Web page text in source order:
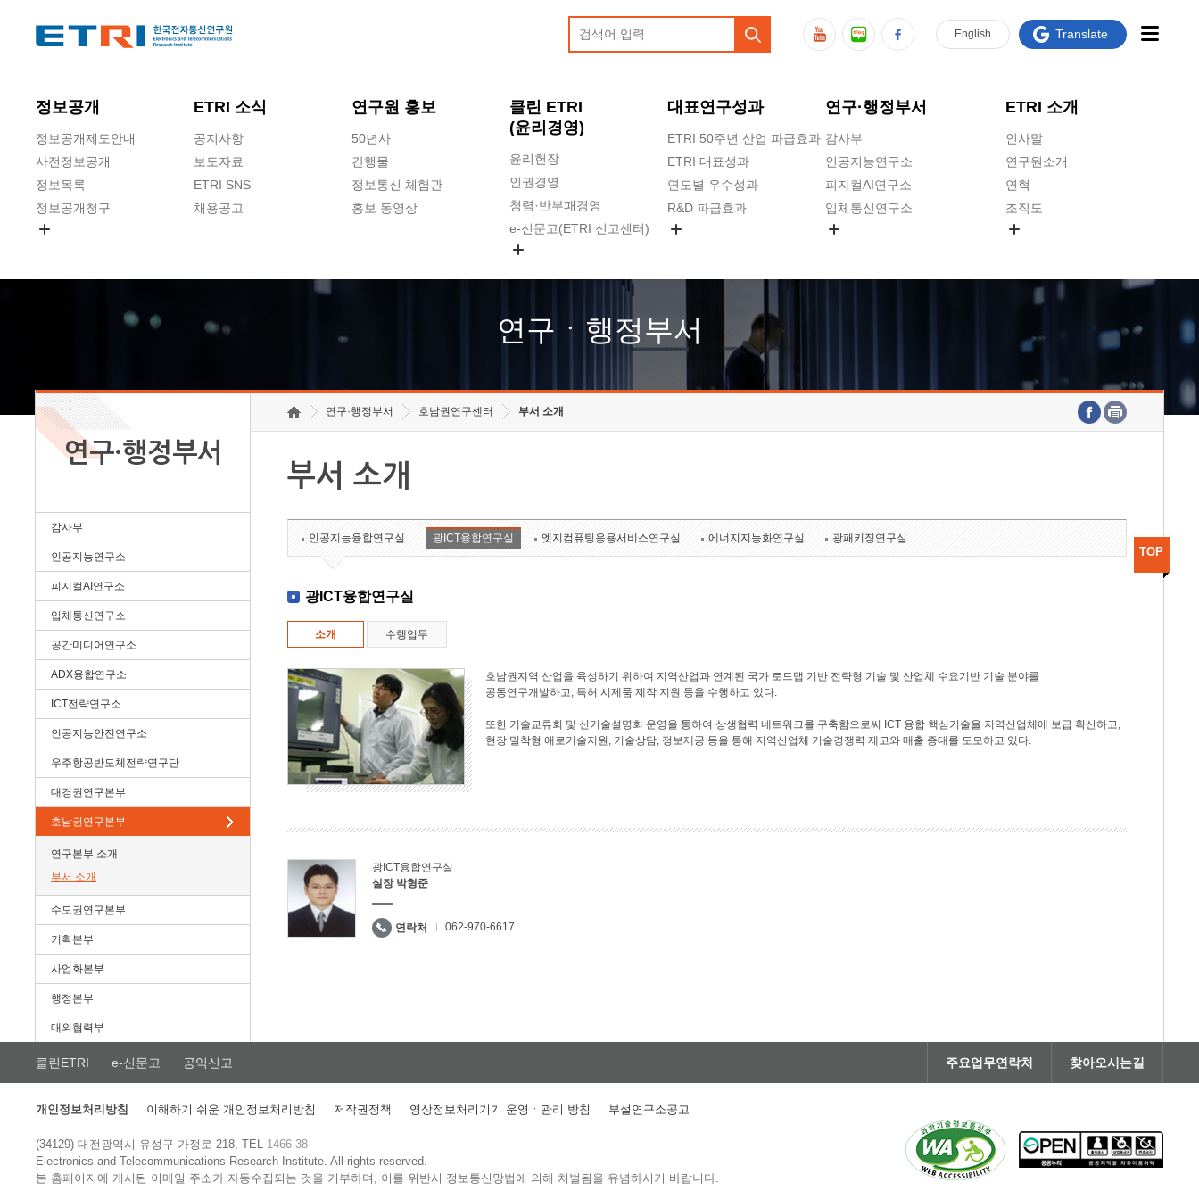
정보공개
정보공개제도안내
사전정보공개
정보목록
정보공개청구
ETRI 소식
공지사항
보도자료
ETRI SNS
채용공고
연구원 홍보
50년사
간행물
정보통신 체험관
홍보 동영상
클린 ETRI
(윤리경영)
윤리헌장
인권경영
청렴·반부패경영
e-신문고(ETRI 신고센터)
고객의소리
수의계약 현황
대표연구성과
ETRI 50주년 산업 파급효과
ETRI 대표성과
연도별 우수성과
R&D 파급효과
연구·행정부서
감사부
인공지능연구소
피지컬AI연구소
입체통신연구소
호남권연구본부
기획본부
ETRI 소개
인사말
연구원소개
연혁
조직도
연구원 고객헌장
주요업무연락처
English Translate
연구ㆍ행정부서
연구·행정부서
감사부
인공지능연구소
피지컬AI연구소
입체통신연구소
공간미디어연구소
ADX융합연구소
ICT전략연구소
인공지능안전연구소
우주항공반도체전략연구단
대경권연구본부
호남권연구본부
연구본부 소개
부서 소개
수도권연구본부
기획본부
사업화본부
행정본부
대외협력부
연구·행정부서 호남권연구센터 부서 소개
부서 소개
인공지능융합연구실 광ICT융합연구실 엣지컴퓨팅응용서비스연구실 에너지지능화연구실 광패키징연구실
광ICT융합연구실
소개 수행업무
호남권지역 산업을 육성하기 위하여 지역산업과 연계된 국가 로드맵 기반 전략형 기술 및 산업체 수요기반 기술 분야를
공동연구개발하고, 특허 시제품 제작 지원 등을 수행하고 있다.
또한 기술교류회 및 신기술설명회 운영을 통하여 상생협력 네트워크를 구축함으로써 ICT 융합 핵심기술을 지역산업체에 보급 확산하고,
현장 밀착형 애로기술지원, 기술상담, 정보제공 등을 통해 지역산업체 기술경쟁력 제고와 매출 증대를 도모하고 있다.
광ICT융합연구실
실장 박형준
연락처 062-970-6617
TOP
클린ETRI e-신문고 공익신고 주요업무연락처 찾아오시는길
개인정보처리방침 이해하기 쉬운 개인정보처리방침 저작권정책 영상정보처리기기 운영ㆍ관리 방침 부설연구소공고
(34129) 대전광역시 유성구 가정로 218, TEL 1466-38
Electronics and Telecommunications Research Institute.All rights reserved.
본 홈페이지에 게시된 이메일 주소가 자동수집되는 것을 거부하며, 이를 위반시 정보통신망법에 의해 처벌됨을 유념하시기 바랍니다.